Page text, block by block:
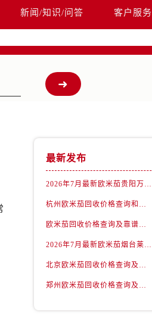
新闻/知识/问答 客户服务
最新发布
2026年7月最新欧米茄贵阳万象汇维修保养服务电话
杭州欧米茄回收价格查询和各大回收平台实测排行（2026年7月最新数据）
欧米茄回收价格查询及靠谱平台实测排行(2026年7月最新)
2026年7月最新欧米茄烟台莱山宝龙广场维修保养服务电话
北京欧米茄回收价格查询及靠谱回收平台实测排行（2026年7月最新数据）
郑州欧米茄回收价格查询及各大平台实测排行(2026年7月最新数据)